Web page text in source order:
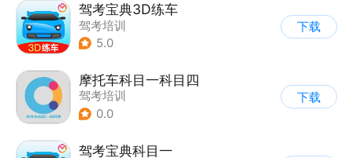
驾考宝典3D练车
驾考培训
5.0
下载
摩托车科目一科目四
驾考培训
0.0
下载
驾考宝典科目一